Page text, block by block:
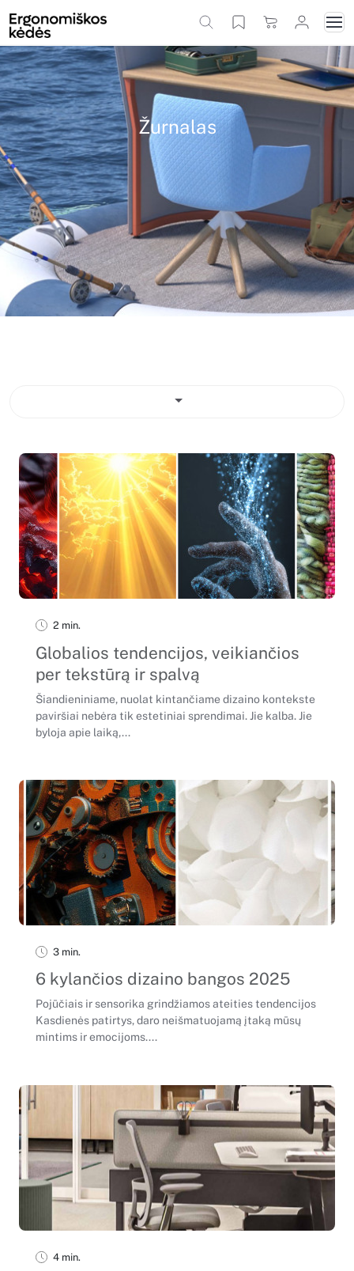
Žurnalas
2 min.
Globalios tendencijos, veikiančios
per tekstūrą ir spalvą
Šiandieniniame, nuolat kintančiame dizaino kontekste
paviršiai nebėra tik estetiniai sprendimai. Jie kalba. Jie
byloja apie laiką,...
3 min.
6 kylančios dizaino bangos 2025
Pojūčiais ir sensorika grindžiamos ateities tendencijos
Kasdienės patirtys, daro neišmatuojamą įtaką mūsų
mintims ir emocijoms....
4 min.